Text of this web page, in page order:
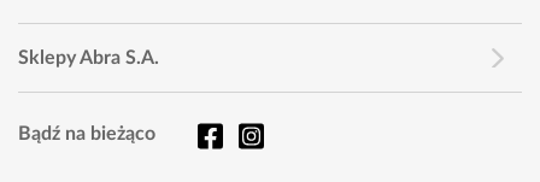
Sklepy Abra S.A.
Bądź na bieżąco